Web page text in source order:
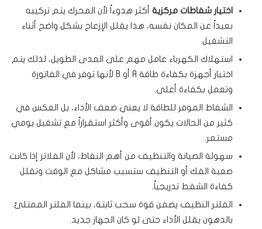
اختيار شفاطات مركزية أكثر هدوءاً لأن المحرك يتم تركيبه
بعيداً عن المكان نفسه، هذا يقلل الإزعاج بشكل واضح أثناء
التشغيل.
استهلاك الكهرباء عامل مهم على المدى الطويل، لذلك يتم
اختيار أجهزة بكفاءة طاقة A أو B لأنها توفر في الفاتورة
وتعمل بكفاءة أعلى.
الشفاط الموفر للطاقة لا يعني ضعف الأداء، بل العكس في
كثير من الحالات يكون أقوى وأكثر استقراراً مع تشغيل يومي
مستمر.
سهولة الصيانة والتنظيف من أهم النقاط، لأن الفلاتر إذا كانت
صعبة الفك أو التنظيف ستسبب مشاكل مع الوقت وتقلل
كفاءة الشفط تدريجياً.
الفلتر النظيف يضمن قوة سحب ثابتة، بينما الفلتر الممتلئ
بالدهون يقلل الأداء حتى لو كان الجهاز جديد.